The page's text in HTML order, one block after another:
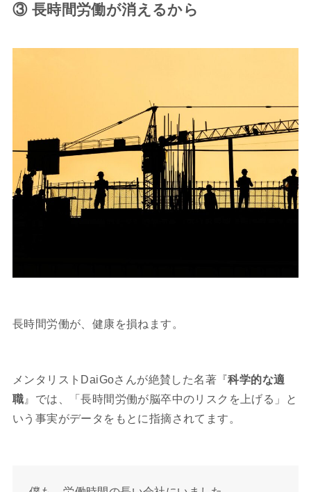
③ 長時間労働が消えるから
長時間労働が、健康を損ねます。
メンタリストDaiGoさんが絶賛した名著『科学的な適
職』では、「長時間労働が脳卒中のリスクを上げる」と
いう事実がデータをもとに指摘されてます。